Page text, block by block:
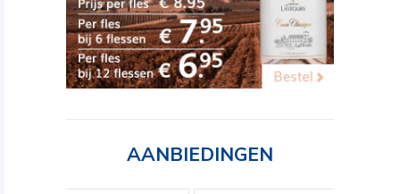
AANBIEDINGEN